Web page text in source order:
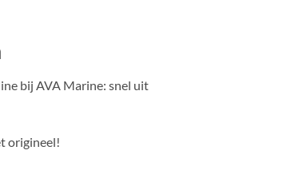
bij AVA Marine: snel uit
origineel!